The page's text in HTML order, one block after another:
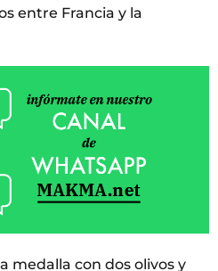
entre Francia y la
medalla con dos olivos y